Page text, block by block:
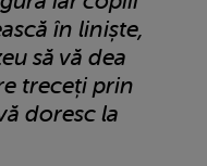
în liniște,
să vă dea
treceți prin
doresc la